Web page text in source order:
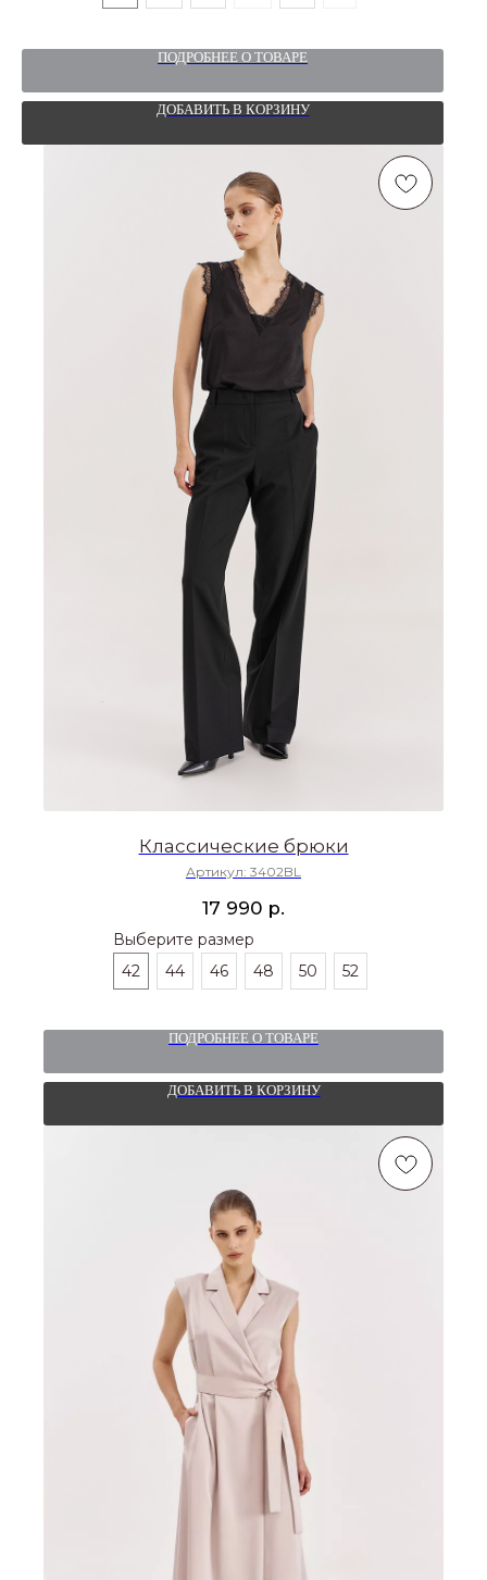
ПОДРОБНЕЕ О ТОВАРЕ
ДОБАВИТЬ В КОРЗИНУ
Классические брюки
Артикул: 3402BL
17 990 р.
Выберите размер
42
44 46 48 50 52
ПОДРОБНЕЕ О ТОВАРЕ
ДОБАВИТЬ В КОРЗИНУ